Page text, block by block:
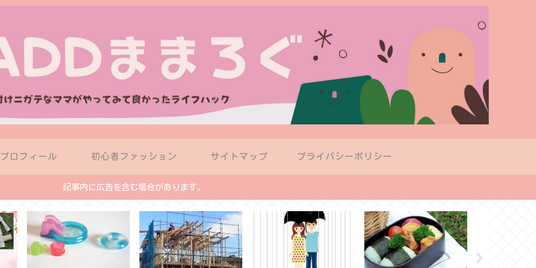
プロフィール 初心者ファッション サイトマップ プライバシーポリシー
記事内に広告を含む場合があります。